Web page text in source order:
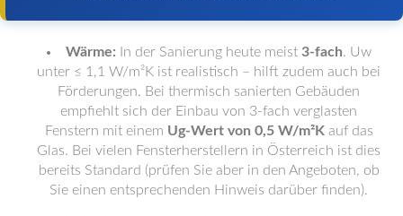
Wärme: In der Sanierung heute meist 3-fach. Uw
unter ≤ 1,1 W/m²K ist realistisch – hilft zudem auch bei
Förderungen. Bei thermisch sanierten Gebäuden
empfiehlt sich der Einbau von 3-fach verglasten
Fenstern mit einem Ug-Wert von 0,5 W/m²Kauf das
Glas. Bei vielen Fensterherstellern in Österreich ist dies
bereits Standard (prüfen Sie aber in den Angeboten, ob
Sie einen entsprechenden Hinweis darüber finden).